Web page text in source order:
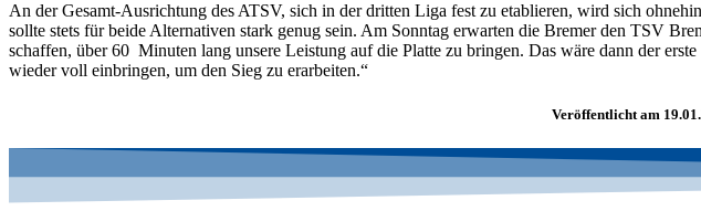
An der Gesamt-Ausrichtung des ATSV, sich in der dritten Liga fest zu etablieren, wird sich
sollte stets für beide Alternativen stark genug sein. Am Sonntag erwarten die Bremer den TSV
schaffen, über 60 Minuten lang unsere Leistung auf die Platte zu bringen. Das wäre dann der
wieder voll einbringen, um den Sieg zu erarbeiten.“
Veröffentlicht am